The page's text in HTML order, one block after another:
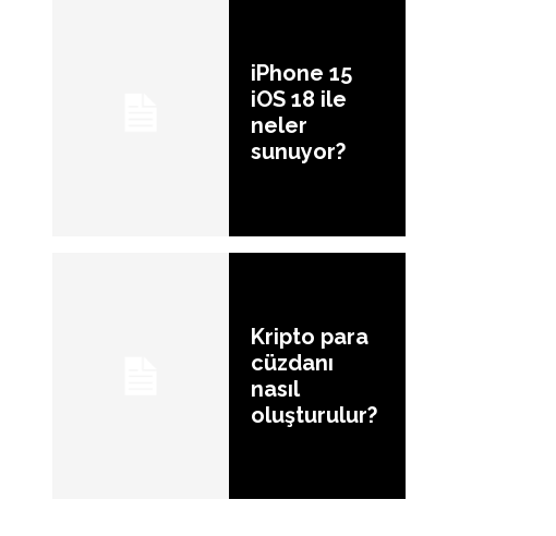
iPhone 15
iOS 18 ile
neler
sunuyor?
Kripto para
cüzdanı
nasıl
oluşturulur?